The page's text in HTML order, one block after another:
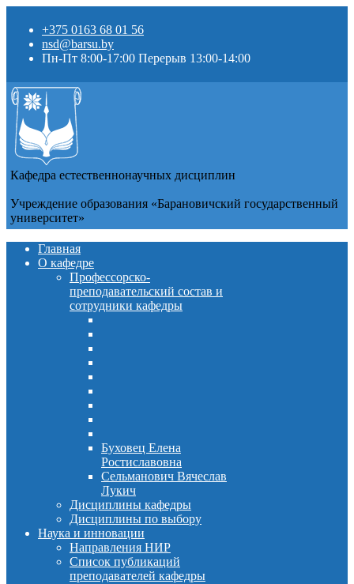
+375 0163 68 01 56
nsd@barsu.by
Пн-Пт 8:00-17:00 Перерыв 13:00-14:00
Кафедра естественнонаучных дисциплин
Учреждение образования «Барановичский государственный
университет»
Главная
О кафедре
Профессорско-
преподавательский состав и
сотрудники кафедры
Буховец Елена
Ростиславовна
Сельманович Вячеслав
Лукич
Дисциплины кафедры
Дисциплины по выбору
Наука и инновации
Направления НИР
Список публикаций
преподавателей кафедры